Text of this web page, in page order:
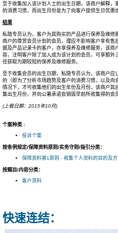
至于收集加入该计划人士的出生日期，该商户解释
的消费习惯，而出生月份是为了向客户提供生日优惠
结果
私隐专员认为，客户为其购买的产品进行保养及维
商户的尊赏会员计划的会员，理应不影响客户享有
据及产品记录卡的客户，亦享保养及维修服务，该商
容，注明客户除了加入成为该计划的会员，可享额
径获取为期较短的保养及维修服务。
至于收集会员的出生日期，私隐专员认为，该商户应
的（即为了分析市场趋势及客户的消费习惯，以及
情况下，才可收集他们的出生年份及月份。该商户
集出生月份，并向公署承诺会销毁早前所收集得的会
(上载日期：2015年10月)
个案种类 :
投诉个案
按条例规定/保障资料原则/实务守则/指引分类：
保障资料第1原则 - 收集个人资料的目的及
按题目/内容分类：
客户资料
快速连结：